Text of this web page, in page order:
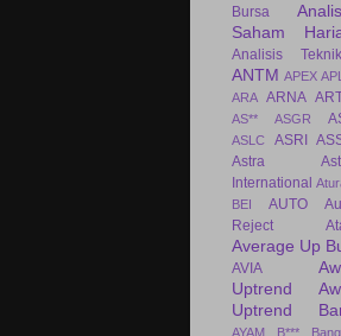
Bursa
Saham
Analisis
ANTM APEX
ARA ARNA
AS** ASGR
ASLC ASRI
Astra
International
BEI
AUTO
Reject
Average Up
AVIA
Uptrend
Uptrend
AYAM B***